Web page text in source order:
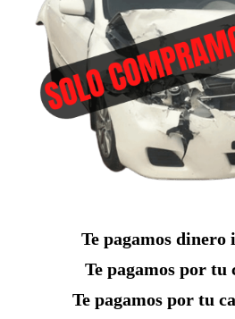
Te pagamos dinero
Te pagamos por
Te pagamos por tu